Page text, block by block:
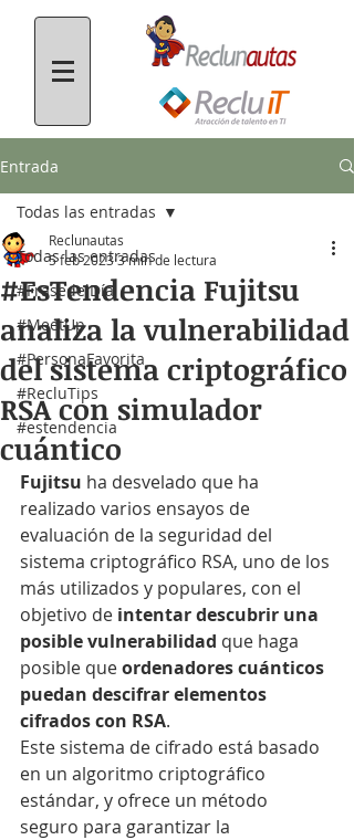
Entrada
Todas las entradas
#FrasedelDía
#MeetUp
#PersonaFavorita
#RecluTips
#estendencia
Todas las entradas
#EsTendencia Fujitsu
analiza la vulnerabilidad
del sistema criptográfico
RSA con simulador
cuántico
Reclunautas
5 feb 20233 min de lectura
Fujitsu ha desvelado que ha
realizado varios ensayos de
evaluación de la seguridad del
sistema criptográfico RSA, uno de los
más utilizados y populares, con el
objetivo de intentar descubrir una
posible vulnerabilidad que haga
posible que ordenadores cuánticos
puedan descifrar elementos
cifrados con RSA.
Este sistema de cifrado está basado
en un algoritmo criptográfico
estándar, y ofrece un método
seguro para garantizar la